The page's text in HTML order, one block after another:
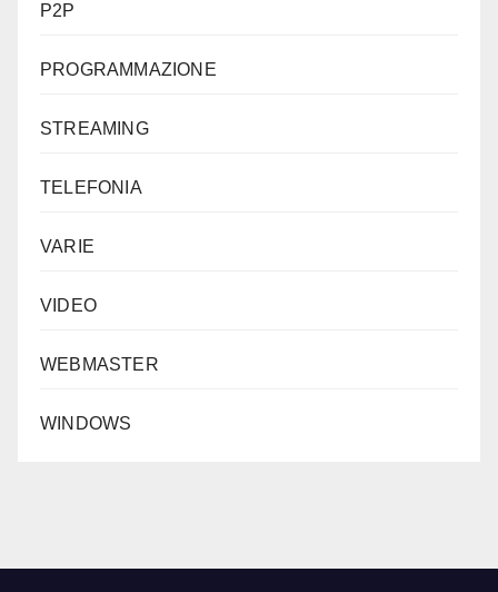
P2P
PROGRAMMAZIONE
STREAMING
TELEFONIA
VARIE
VIDEO
WEBMASTER
WINDOWS